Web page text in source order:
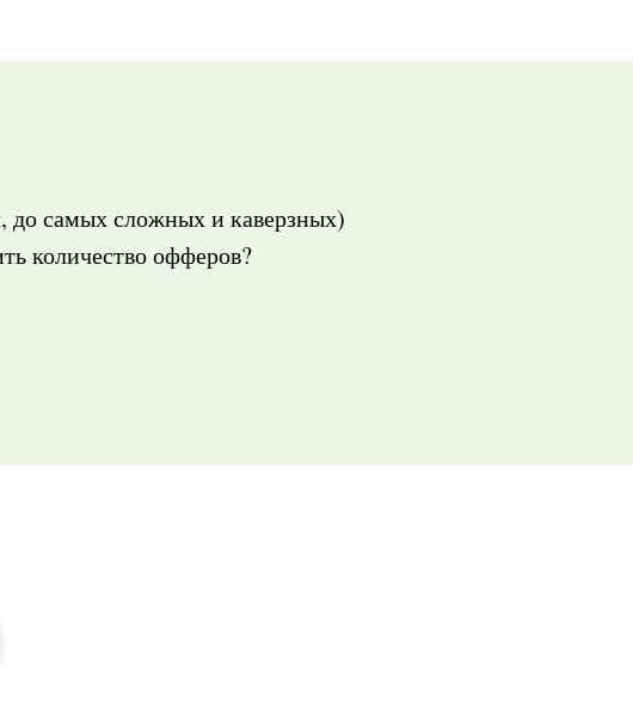
до самых сложных и каверзных)
количество офферов?